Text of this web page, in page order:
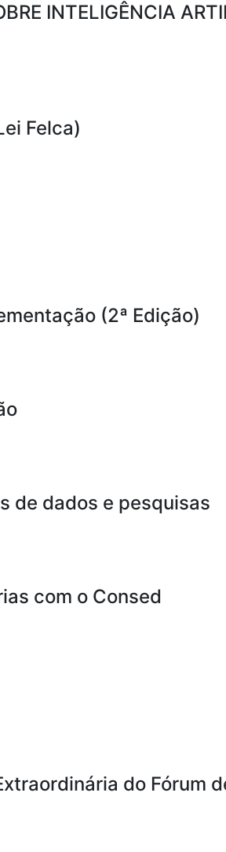
INTELIGÊNCIA
Felca)
(2ª Edição)
de dados e pesquisas
com o Consed
do Fórum